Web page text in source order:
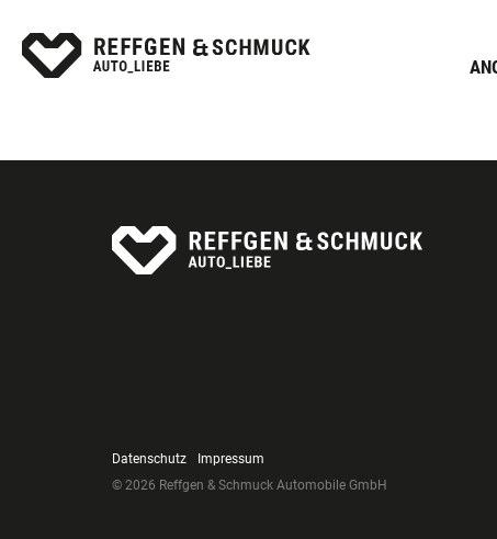
Datenschutz
Impressum
© 2026 Reffgen & Schmuck Automobile GmbH